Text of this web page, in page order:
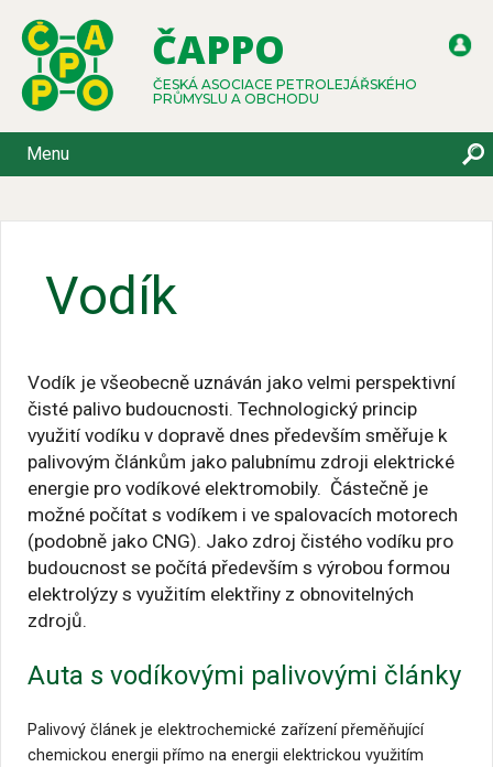
ČAPPO
ČESKÁ ASOCIACE PETROLEJÁŘSKÉHO
PRŮMYSLU A OBCHODU
Menu
Vodík
Vodík je všeobecně uznáván jako velmi perspektivní
čisté palivo budoucnosti. Technologický princip
využití vodíku v dopravě dnes především směřuje k
palivovým článkům jako palubnímu zdroji elektrické
energie pro vodíkové elektromobily. Částečně je
možné počítat s vodíkem i ve spalovacích motorech
(podobně jako CNG). Jako zdroj čistého vodíku pro
budoucnost se počítá především s výrobou formou
elektrolýzy s využitím elektřiny z obnovitelných
zdrojů.
Auta s vodíkovými palivovými články
Palivový článek je elektrochemické zařízení přeměňující
chemickou energii přímo na energii elektrickou využitím